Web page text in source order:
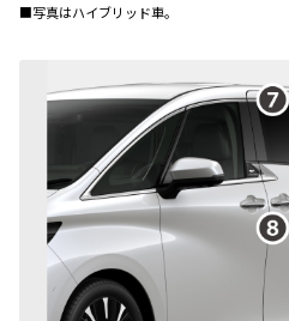
■写真はハイブリッド車。